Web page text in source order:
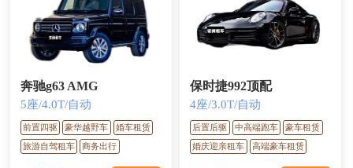
奔驰g63 AMG
5座/4.0T/自动
前置四驱 豪华越野车
婚车租赁
旅游自驾租车
商务出行
保时捷992顶配
4座/3.0T/自动
后置后驱 中高端跑车
豪车租赁
婚庆迎亲租车
高端豪车租赁